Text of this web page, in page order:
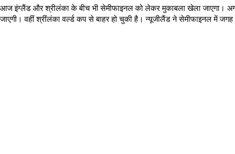
आज इंग्लैंड और श्रीलंका के बीच भी सेमीफाइनल को लेकर मुकाबला खेला जाएगा।
जाएगी। वहीं श्रींलंका वर्ल्ड कप से बाहर हो चुकी है। न्यूजीलैंड ने सेमीफाइनल में जगह